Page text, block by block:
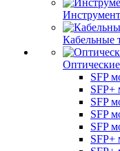
Кабельные
SFP
SFP+
SFP
SFP
SFP
SFP+